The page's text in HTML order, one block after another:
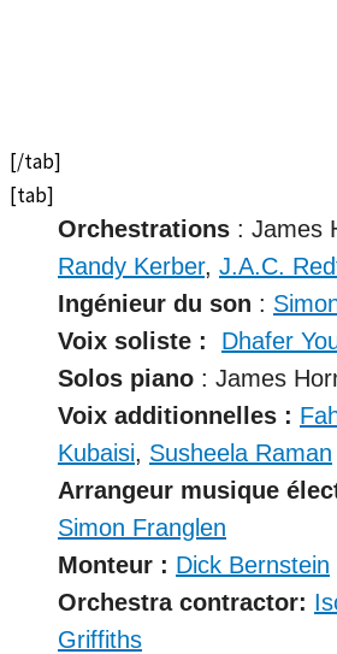
[/tab]
[tab]
Orchestrations : James
Randy Kerber, J.A.C.
Ingénieur du son :
Voix soliste :
Dhafer
Solos piano : James
Voix additionnelles :
Kubaisi, Susheela Raman
Arrangeur musique
Simon Franglen
Monteur : Dick Bernstein
Orchestra contractor:
Griffiths